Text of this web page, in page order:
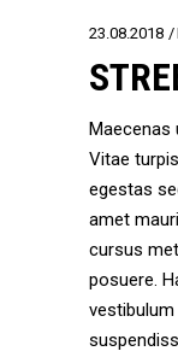
23.08.2018
Maecenas
Vitae
egestas
amet
cursus
posuere.